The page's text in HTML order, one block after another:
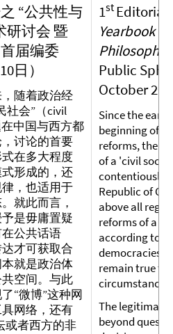
“公共性与
研讨会 暨
届编委
日）
随着政治经
社会”（civil
中国与西方都
讨论的首要
在多大程度
形成的，还
，也适用于
就此而言，
是毋庸置疑
公共话语
才可获取合
就是政治体
空间。与此
“微博”这种网
网络，还有
或者西方的非
1st Editorial
Yearbook
Philosophy
Public
October
Since the early
beginning of
reforms, the
of a 'civil
contentiously
Republic of
above all
reforms of a
according to
democracies
remain true to
circumstances
The
beyond